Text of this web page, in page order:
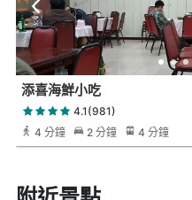
添喜海鮮小吃
4.1(981)
4 分鐘
2 分鐘 4 分鐘